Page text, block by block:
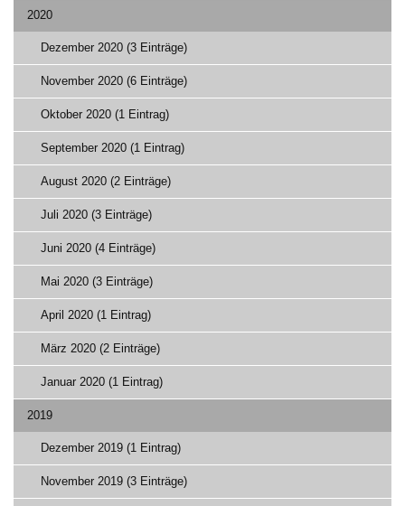
2020
Dezember 2020 (3 Einträge)
November 2020 (6 Einträge)
Oktober 2020 (1 Eintrag)
September 2020 (1 Eintrag)
August 2020 (2 Einträge)
Juli 2020 (3 Einträge)
Juni 2020 (4 Einträge)
Mai 2020 (3 Einträge)
April 2020 (1 Eintrag)
März 2020 (2 Einträge)
Januar 2020 (1 Eintrag)
2019
Dezember 2019 (1 Eintrag)
November 2019 (3 Einträge)